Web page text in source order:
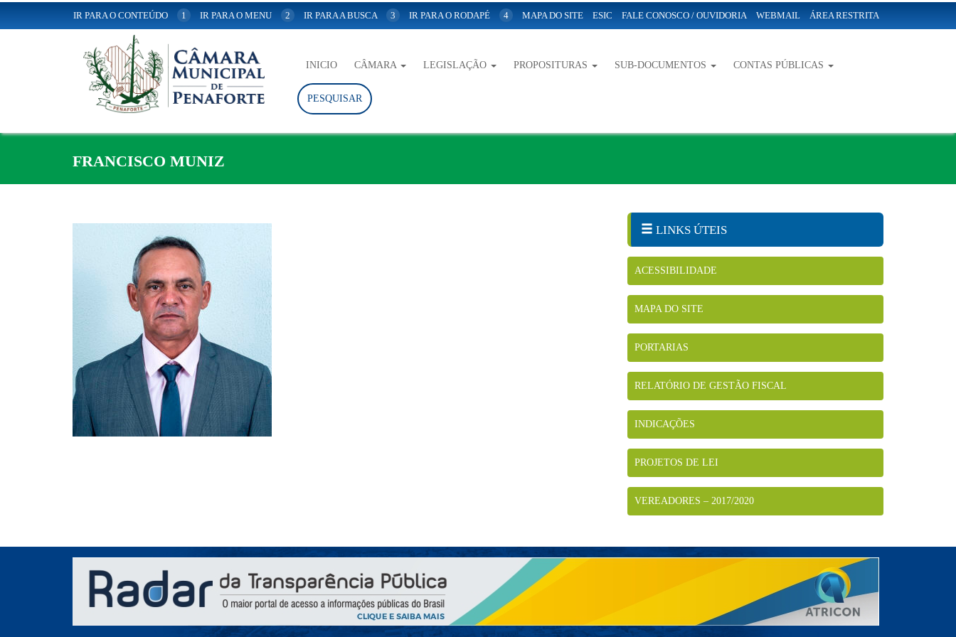
IR PARA O CONTEÚDO 1 IR PARA O MENU 2 IR PARA A BUSCA 3 IR PARA O RODAPÉ 4 MAPA DO SITE ESIC FALE CONOSCO / OUVIDORIA WEBMAIL ÁREA RESTRITA
INICIO CÂMARA LEGISLAÇÃO PROPOSITURAS SUB-DOCUMENTOS CONTAS PÚBLICAS
PESQUISAR
FRANCISCO MUNIZ
LINKS ÚTEIS
ACESSIBILIDADE
MAPA DO SITE
PORTARIAS
RELATÓRIO DE GESTÃO FISCAL
INDICAÇÕES
PROJETOS DE LEI
VEREADORES – 2017/2020